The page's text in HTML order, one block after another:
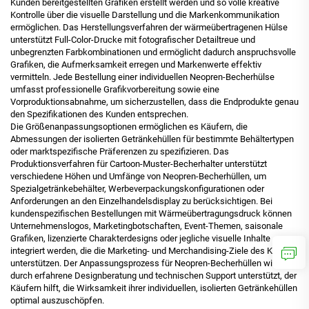
Kunden bereitgestellten Grafiken erstellt werden und so volle kreative
Kontrolle über die visuelle Darstellung und die Markenkommunikation
ermöglichen. Das Herstellungsverfahren der wärmeübertragenen Hülse
unterstützt Full-Color-Drucke mit fotografischer Detailtreue und
unbegrenzten Farbkombinationen und ermöglicht dadurch anspruchsvolle
Grafiken, die Aufmerksamkeit erregen und Markenwerte effektiv
vermitteln. Jede Bestellung einer individuellen Neopren-Becherhülse
umfasst professionelle Grafikvorbereitung sowie eine
Vorproduktionsabnahme, um sicherzustellen, dass die Endprodukte genau
den Spezifikationen des Kunden entsprechen.
Die Größenanpassungsoptionen ermöglichen es Käufern, die
Abmessungen der isolierten Getränkehüllen für bestimmte Behältertypen
oder marktspezifische Präferenzen zu spezifizieren. Das
Produktionsverfahren für Cartoon-Muster-Becherhalter unterstützt
verschiedene Höhen und Umfänge von Neopren-Becherhüllen, um
Spezialgetränkebehälter, Werbeverpackungskonfigurationen oder
Anforderungen an den Einzelhandelsdisplay zu berücksichtigen. Bei
kundenspezifischen Bestellungen mit Wärmeübertragungsdruck können
Unternehmenslogos, Marketingbotschaften, Event-Themen, saisonale
Grafiken, lizenzierte Charakterdesigns oder jegliche visuelle Inhalte
integriert werden, die die Marketing- und Merchandising-Ziele des Käufers
unterstützen. Der Anpassungsprozess für Neopren-Becherhüllen wird
durch erfahrene Designberatung und technischen Support unterstützt, der
Käufern hilft, die Wirksamkeit ihrer individuellen, isolierten Getränkehüllen
optimal auszuschöpfen.